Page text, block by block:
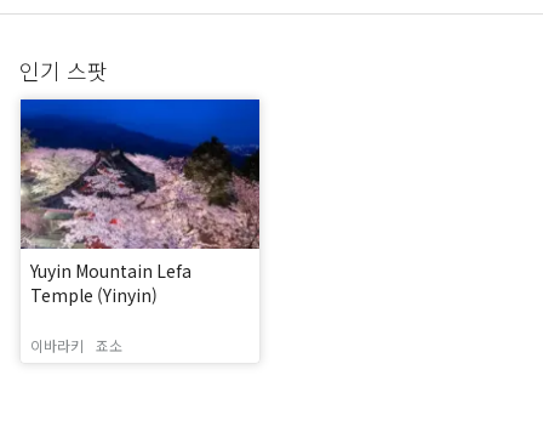
인기 스팟
Yuyin Mountain Lefa
Temple (Yinyin)
이바라키 죠소